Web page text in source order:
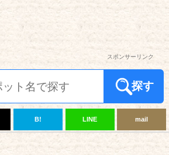
スポンサーリンク
探す
B! LINE mail